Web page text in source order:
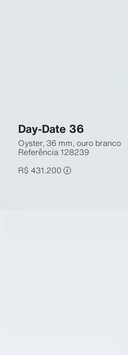
Day-Date 36
Oyster, 36 mm, ouro branco
Referência128239
R$ 431.200